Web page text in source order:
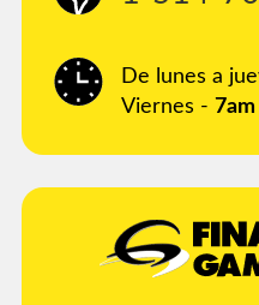
De lunes a
Viernes -